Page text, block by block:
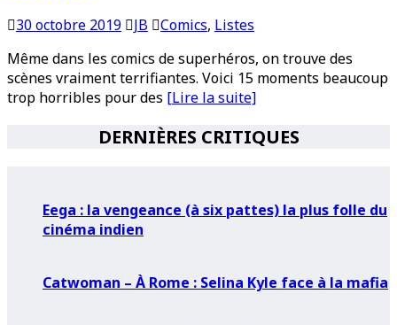
30 octobre 2019 JB Comics, Listes
Même dans les comics de superhéros, on trouve des
scènes vraiment terrifiantes. Voici 15 moments beaucoup
trop horribles pour des [Lire la suite]
DERNIÈRES CRITIQUES
Eega : la vengeance (à six pattes) la plus folle du
cinéma indien
Catwoman – À Rome : Selina Kyle face à la mafia